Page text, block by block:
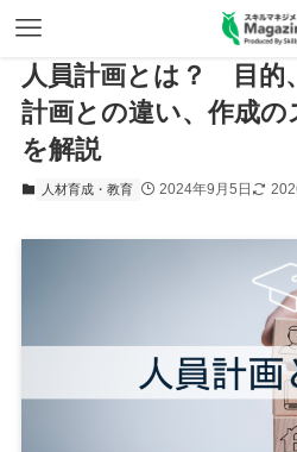
人員計画とは？ 目的
計画との違い、作成
を解説
人材育成・教育 2024年9月5日